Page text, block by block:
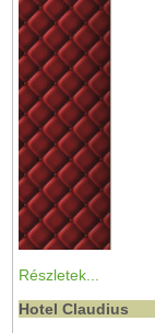
Részletek...
Hotel Claudius